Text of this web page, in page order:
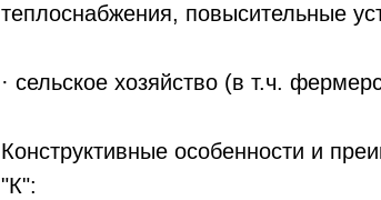
теплоснабжения, повысительные
· сельское хозяйство (в т.ч.
Конструктивные особенности и
"К":